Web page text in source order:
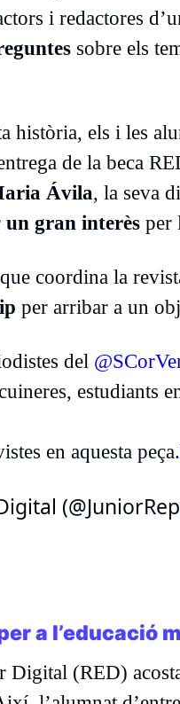
i redactores
sobre els
història, els i les
de la beca
Ávila, la seva
un gran interès per
coordina la
per arribar a un
del
estudiants
en aquesta peça.
a l’educació
Digital (RED)